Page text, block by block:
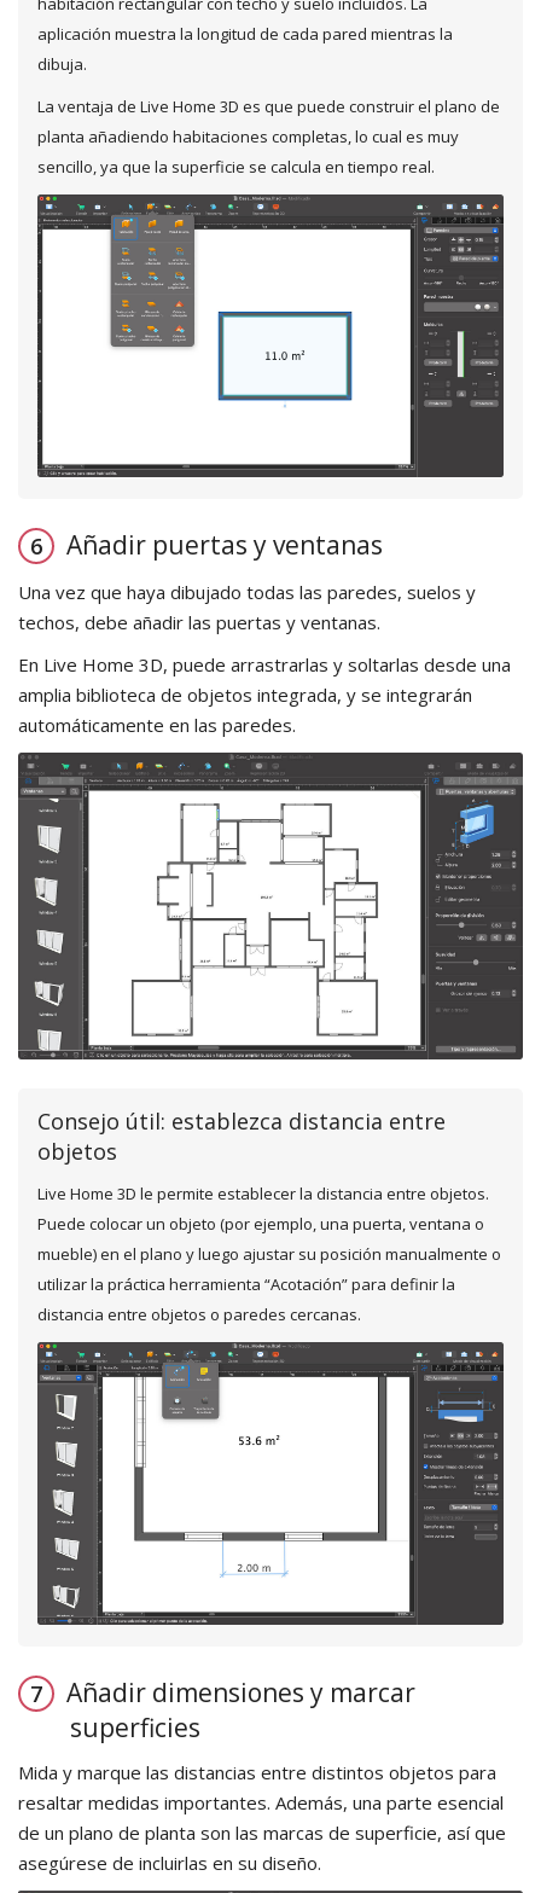
aplicación muestra la longitud de cada pared mientras la
dibuja.
La ventaja de Live Home 3D es que puede construir el plano de
planta añadiendo habitaciones completas, lo cual es muy
sencillo, ya que la superficie se calcula en tiempo real.
Añadir puertas y ventanas
Una vez que haya dibujado todas las paredes, suelos y
techos, debe añadir las puertas y ventanas.
En Live Home 3D, puede arrastrarlas y soltarlas desde una
amplia biblioteca de objetos integrada, y se integrarán
automáticamente en las paredes.
Consejo útil: establezca distancia entre
objetos
Live Home 3D le permite establecer la distancia entre objetos.
Puede colocar un objeto (por ejemplo, una puerta, ventana o
mueble) en el plano y luego ajustar su posición manualmente o
utilizar la práctica herramienta “Acotación” para definir la
distancia entre objetos o paredes cercanas.
Añadir dimensiones y marcar
superficies
Mida y marque las distancias entre distintos objetos para
resaltar medidas importantes. Además, una parte esencial
de un plano de planta son las marcas de superficie, así que
asegúrese de incluirlas en su diseño.